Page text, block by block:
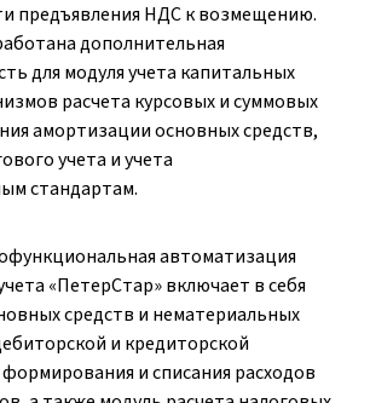
предъявления НДС к возмещению.
дополнительная
для модуля учета капитальных
расчета курсовых и суммовых
амортизации основных средств,
учета и учета
стандартам.
автоматизация
«ПетерСтар» включает в себя
средств и нематериальных
и кредиторской
и списания расходов